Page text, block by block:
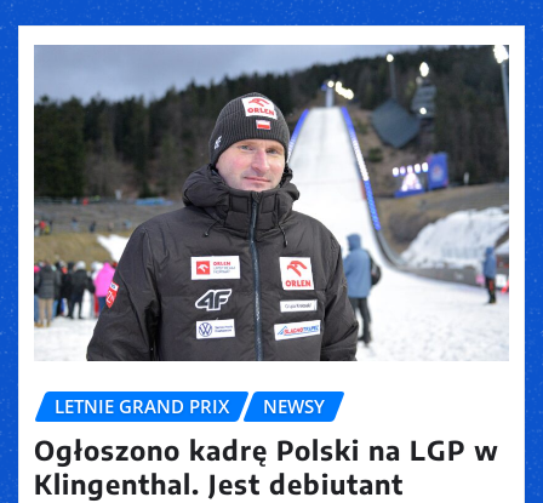
LETNIE GRAND PRIX NEWSY
Ogłoszono kadrę Polski na LGP w
Klingenthal. Jest debiutant